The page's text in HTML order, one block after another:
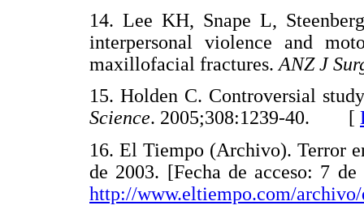
14. Lee KH, Snape L,
interpersonal violence and
maxillofacial fractures. ANZ J
15. Holden C. Controversial
Science. 2005;308:1239-40. [
16. El Tiempo (Archivo). Terror
de 2003. [Fecha de acceso: 7
http://www.eltiempo.com/